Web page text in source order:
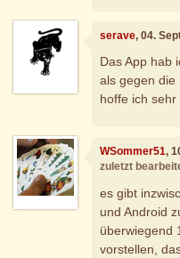
serave, 04.
Das App hab
als gegen die
hoffe ich sehr
WSommer51,
zuletzt
es gibt
und Android
überwiegend
vorstellen,